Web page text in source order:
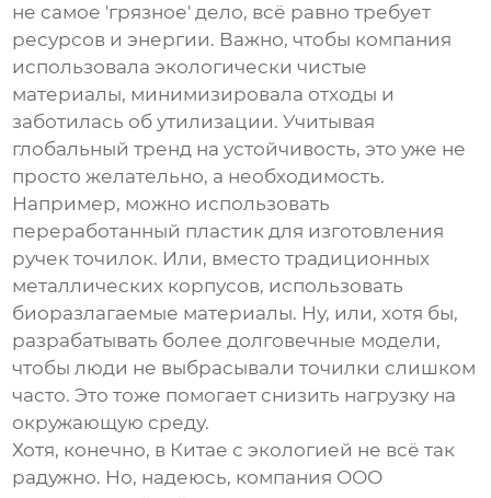
не самое 'грязное' дело, всё равно требует
ресурсов и энергии. Важно, чтобы компания
использовала экологически чистые
материалы, минимизировала отходы и
заботилась об утилизации. Учитывая
глобальный тренд наустойчивость, это уже не
просто желательно, а необходимость.
Например, можно использовать
переработанный пластик для изготовления
ручек точилок. Или, вместо традиционных
металлических корпусов, использовать
биоразлагаемые материалы. Ну, или, хотя бы,
разрабатывать более долговечные модели,
чтобы люди не выбрасывали точилки слишком
часто. Это тоже помогает снизить нагрузку на
окружающую среду.
Хотя, конечно, в Китае с экологией не всё так
радужно. Но, надеюсь, компания ООО